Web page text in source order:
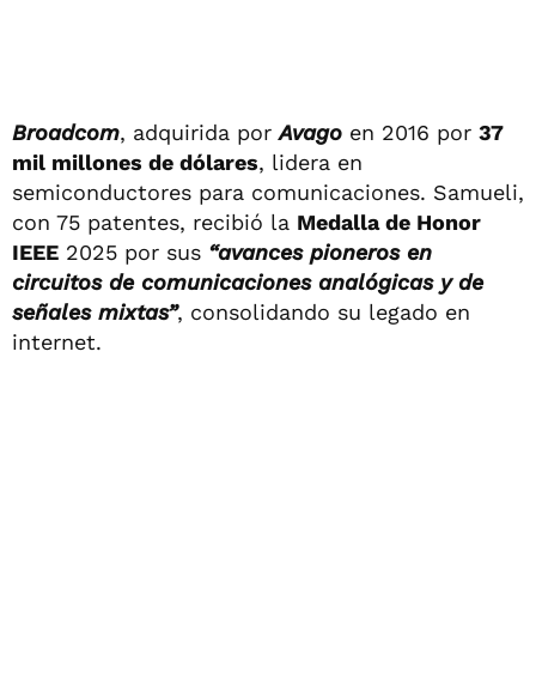
Broadcom, adquirida porAvago en 2016 por 37
mil millones de dólares, lidera en
semiconductores para comunicaciones. Samueli,
con 75 patentes, recibió la Medalla de Honor
IEEE 2025 por sus “avances pioneros en
circuitos de comunicaciones analógicas y de
señales mixtas”, consolidando su legado en
internet.